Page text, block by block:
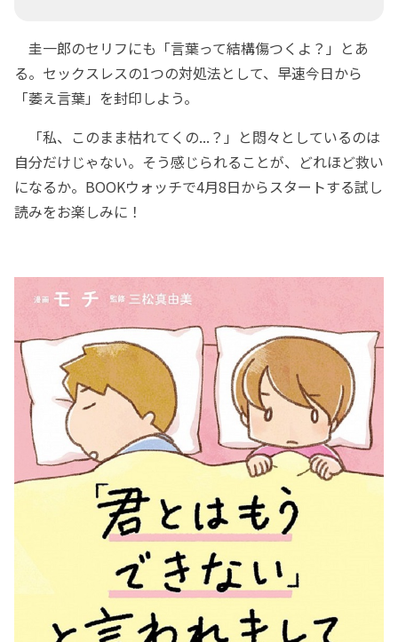
圭一郎のセリフにも「言葉って結構傷つくよ？」とあ
る。セックスレスの1つの対処法として、早速今日から
「萎え言葉」を封印しよう。
「私、このまま枯れてくの...？」と悶々としているのは
自分だけじゃない。そう感じられることが、どれほど救い
になるか。BOOKウォッチで4月8日からスタートする試し
読みをお楽しみに！